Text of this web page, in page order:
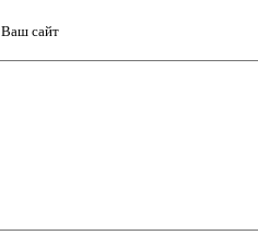
Ваш сайт